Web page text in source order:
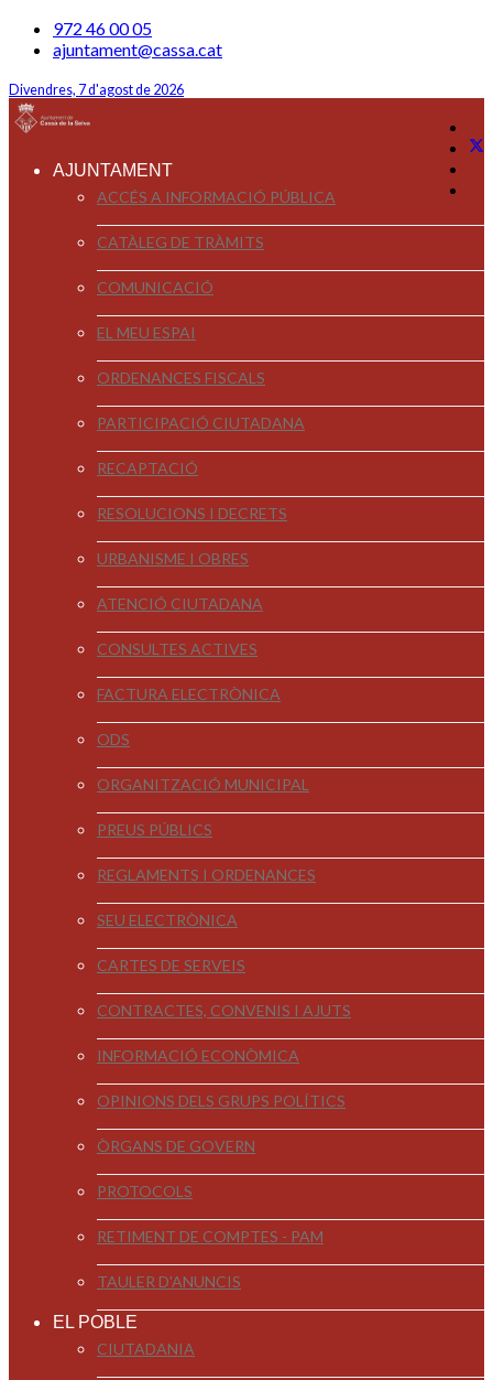
972 46 00 05
ajuntament@cassa.cat
Divendres, 7 d'agost de 2026
AJUNTAMENT
ACCÉS A INFORMACIÓ PÚBLICA
CATÀLEG DE TRÀMITS
COMUNICACIÓ
EL MEU ESPAI
ORDENANCES FISCALS
PARTICIPACIÓ CIUTADANA
RECAPTACIÓ
RESOLUCIONS I DECRETS
URBANISME I OBRES
ATENCIÓ CIUTADANA
CONSULTES ACTIVES
FACTURA ELECTRÒNICA
ODS
ORGANITZACIÓ MUNICIPAL
PREUS PÚBLICS
REGLAMENTS I ORDENANCES
SEU ELECTRÒNICA
CARTES DE SERVEIS
CONTRACTES, CONVENIS I AJUTS
INFORMACIÓ ECONÒMICA
OPINIONS DELS GRUPS POLÍTICS
ÒRGANS DE GOVERN
PROTOCOLS
RETIMENT DE COMPTES - PAM
TAULER D'ANUNCIS
EL POBLE
CIUTADANIA